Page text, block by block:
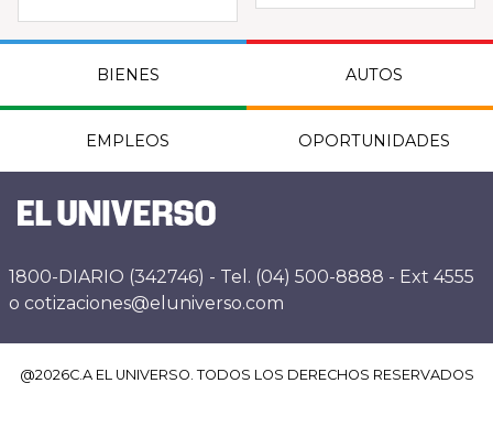
BIENES AUTOS
EMPLEOS OPORTUNIDADES
1800-DIARIO (342746) - Tel. (04) 500-8888 - Ext 4555
o cotizaciones@eluniverso.com
@2026C.A EL UNIVERSO. TODOS LOS DERECHOS RESERVADOS